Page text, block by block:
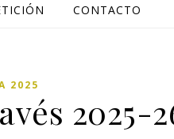
CONTACTO
2025
2025-